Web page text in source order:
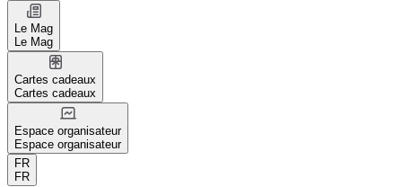
Le Mag
Le Mag
Cartes cadeaux
Cartes cadeaux
Espace organisateur
Espace organisateur
FR
FR